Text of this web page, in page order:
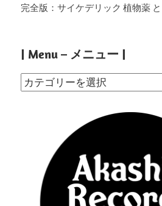
完全版：サイケデリック 植物薬
| Menu – メニュー |